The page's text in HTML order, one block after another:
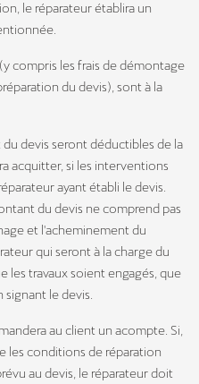
le réparateur établira un
compris les frais de démontage
du devis), sont à la
devis seront déductibles de la
acquitter, si les interventions
ayant établi le devis.
du devis ne comprend pas
et l'acheminement du
qui seront à la charge du
les travaux soient engagés, que
le devis.
au client un acompte. Si,
les conditions de réparation
au devis, le réparateur doit